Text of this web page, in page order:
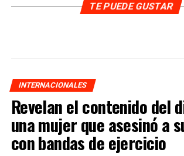
TE PUEDE GUSTAR
INTERNACIONALES
Revelan el contenido del
una mujer que asesinó a
con bandas de ejercicio